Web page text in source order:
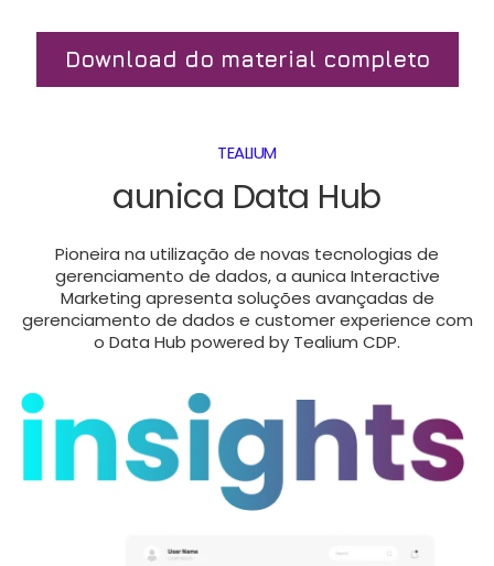
Download do material completo
TEALIUM
aunica Data Hub
Pioneira na utilização de novas tecnologias de
gerenciamento de dados, a aunica Interactive
Marketing apresenta soluções avançadas de
gerenciamento de dados e customer experience com
o Data Hub powered by Tealium CDP.